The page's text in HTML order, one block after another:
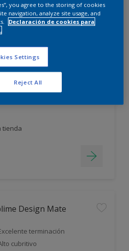
Blanco más durable
tienda
Design Mate
terminación
cubritivo
you agree to the storing of cookies
navigation, analyze site usage, and
Declaración de cookies para
Settings
Reject All